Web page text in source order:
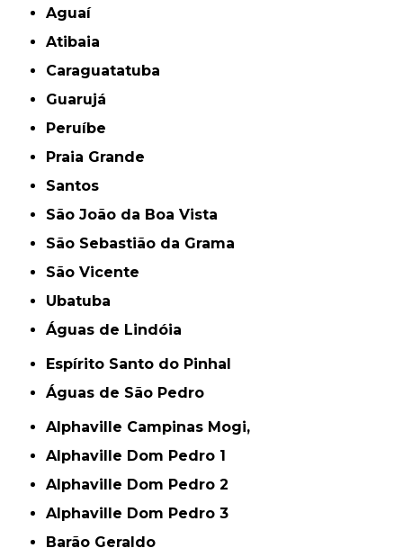
Aguaí
Atibaia
Caraguatatuba
Guarujá
Peruíbe
Praia Grande
Santos
São João da Boa Vista
São Sebastião da Grama
São Vicente
Ubatuba
Águas de Lindóia
Espírito Santo do Pinhal
Águas de São Pedro
Alphaville Campinas Mogi,
Alphaville Dom Pedro 1
Alphaville Dom Pedro 2
Alphaville Dom Pedro 3
Barão Geraldo